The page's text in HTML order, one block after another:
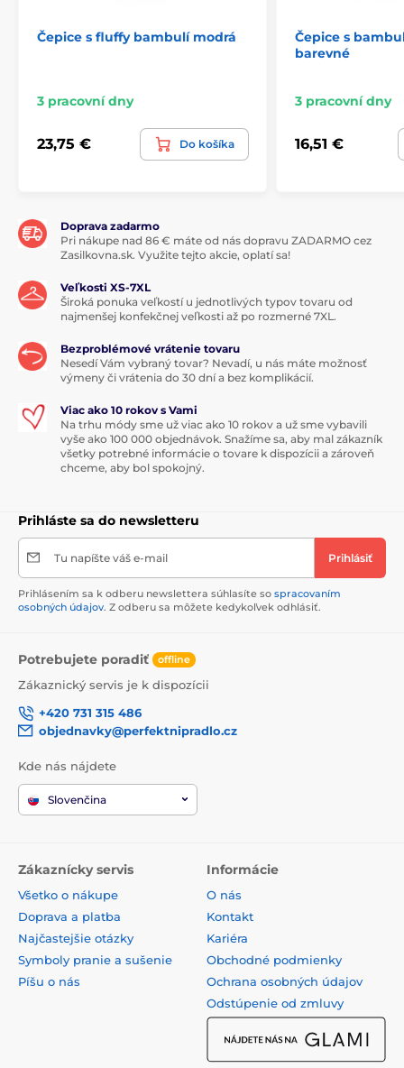
Čepice s fluffy bambulí modrá
3 pracovní dny
23,75 € Do košíka
Čepice s
barevné
3 pracovní dny
16,51 €
Doprava zadarmo
Pri nákupe nad 86 € máte od nás dopravu ZADARMO cez
Zasilkovna.sk. Využite tejto akcie, oplatí sa!
Veľkosti XS-7XL
Široká ponuka veľkostí u jednotlivých typov tovaru od
najmenšej konfekčnej veľkosti až po rozmerné 7XL.
Bezproblémové vrátenie tovaru
Nesedí Vám vybraný tovar? Nevadí, u nás máte možnosť
výmeny či vrátenia do 30 dní a bez komplikácií.
Viac ako 10 rokov s Vami
Na trhu módy sme už viac ako 10 rokov a už sme vybavili
vyše ako 100 000 objednávok. Snažíme sa, aby mal zákazník
všetky potrebné informácie o tovare k dispozícii a zároveň
chceme, aby bol spokojný.
Prihláste sa do newsletteru
Tu napíšte váš e-mail Prihlásiť
Prihlásením sa k odberu newslettera súhlasíte so spracovaním
osobných údajov. Z odberu sa môžete kedykoľvek odhlásiť.
Potrebujete poradiť offline
Zákaznický servis je k dispozícii
+420 731 315 486
objednavky@perfektnipradlo.cz
Kde nás nájdete
Slovenčina
Zákaznícky servis
Všetko o nákupe
Doprava a platba
Najčastejšie otázky
Symboly pranie a sušenie
Píšu o nás
Informácie
O nás
Kontakt
Kariéra
Obchodné podmienky
Ochrana osobných údajov
Odstúpenie od zmluvy